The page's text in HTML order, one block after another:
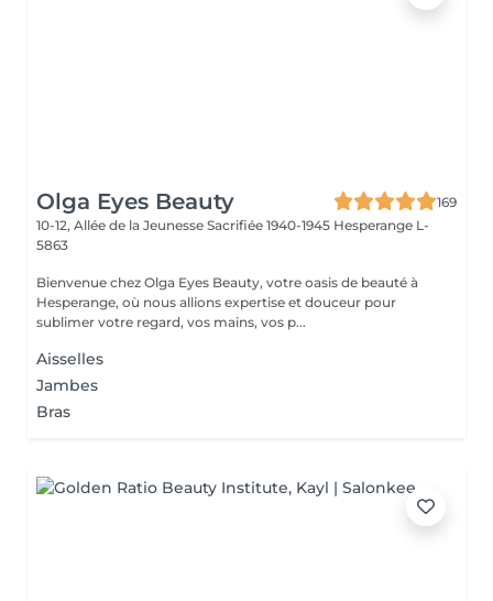
Olga Eyes Beauty
169
10-12, Allée de la Jeunesse Sacrifiée 1940-1945 Hesperange L-
5863
Bienvenue chez Olga Eyes Beauty, votre oasis de beauté à
Hesperange, où nous allions expertise et douceur pour
sublimer votre regard, vos mains, vos p...
Aisselles
Jambes
Bras